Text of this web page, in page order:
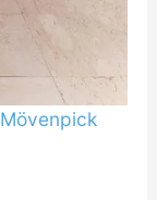
Mövenpick